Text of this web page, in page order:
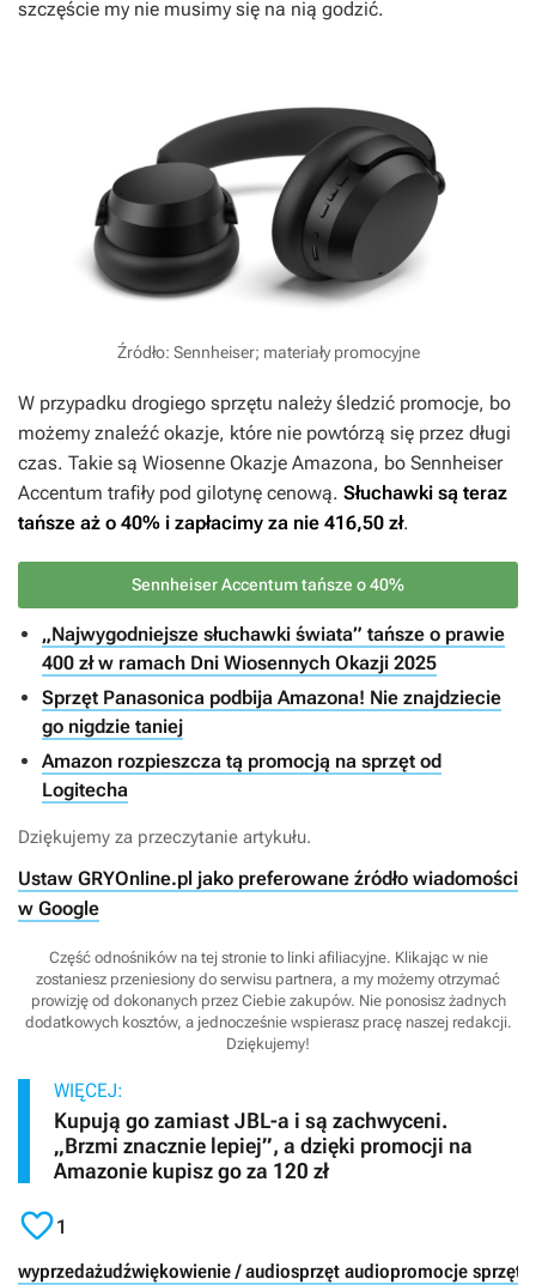
szczęście my nie musimy się na nią godzić.
Źródło: Sennheiser; materiały promocyjne
W przypadku drogiego sprzętu należy śledzić promocje, bo
możemy znaleźć okazje, które nie powtórzą się przez długi
czas. Takie są Wiosenne Okazje Amazona, bo Sennheiser
Accentum trafiły pod gilotynę cenową. Słuchawki są teraz
tańsze aż o 40% i zapłacimy za nie 416,50 zł.
Sennheiser Accentum tańsze o 40%
„Najwygodniejsze słuchawki świata” tańsze o prawie
400 zł w ramach Dni Wiosennych Okazji 2025
Sprzęt Panasonica podbija Amazona! Nie znajdziecie
go nigdzie taniej
Amazon rozpieszcza tą promocją na sprzęt od
Logitecha
Dziękujemy za przeczytanie artykułu.
Ustaw GRYOnline.pl jako preferowane źródło wiadomości
w Google
Część odnośników na tej stronie to linki afiliacyjne. Klikając w nie
zostaniesz przeniesiony do serwisu partnera, a my możemy otrzymać
prowizję od dokonanych przez Ciebie zakupów. Nie ponosisz żadnych
dodatkowych kosztów, a jednocześnie wspierasz pracę naszej redakcji.
Dziękujemy!
WIĘCEJ:
Kupują go zamiast JBL-a i są zachwyceni.
„Brzmi znacznie lepiej”, a dzięki promocji na
Amazonie kupisz go za 120 zł
1
wyprzedażudźwiękowienie / audiosprzęt audiopromocje